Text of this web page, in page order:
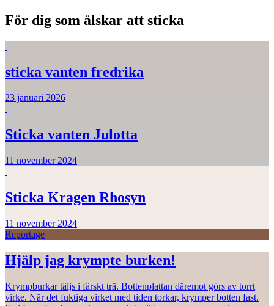
För dig som älskar att sticka
sticka vanten fredrika
23 januari 2026
Sticka vanten Julotta
11 november 2024
Sticka Kragen Rhosyn
11 november 2024
Reportage
Hjälp jag krympte burken!
Krympburkar täljs i färskt trä. Bottenplattan däremot görs av torrt
virke. När det fuktiga virket med tiden torkar, krymper botten fast.